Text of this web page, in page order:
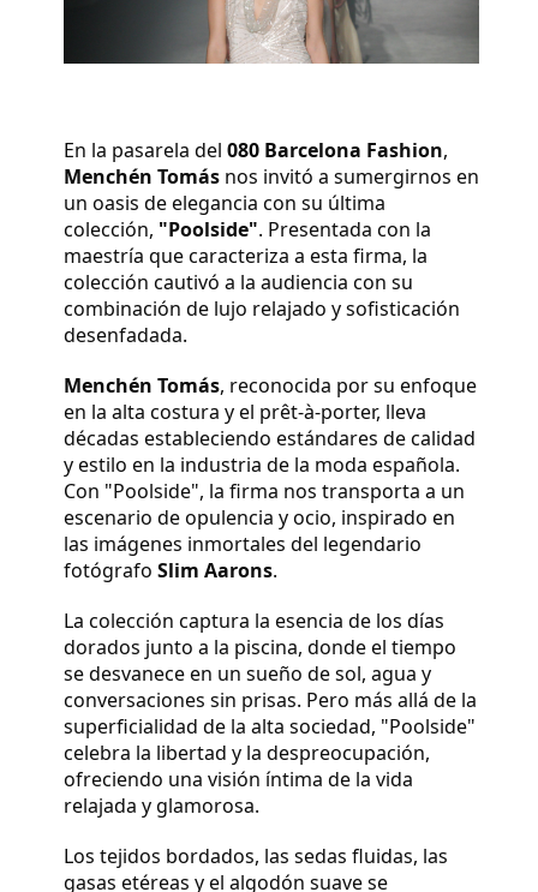
En la pasarela del 080 Barcelona Fashion,
Menchén Tomásnos invitó a sumergirnos en
un oasis de elegancia con su última
colección, "Poolside". Presentada con la
maestría que caracteriza a esta firma, la
colección cautivó a la audiencia con su
combinación de lujo relajado y sofisticación
desenfadada.
Menchén Tomás, reconocida por su enfoque
en la alta costura y el prêt-à-porter, lleva
décadas estableciendo estándares de calidad
y estilo en la industria de la moda española.
Con "Poolside", la firma nos transporta a un
escenario de opulencia y ocio, inspirado en
las imágenes inmortales del legendario
fotógrafo Slim Aarons.
La colección captura la esencia de los días
dorados junto a la piscina, donde el tiempo
se desvanece en un sueño de sol, agua y
conversaciones sin prisas. Pero más allá de la
superficialidad de la alta sociedad, "Poolside"
celebra la libertad y la despreocupación,
ofreciendo una visión íntima de la vida
relajada y glamorosa.
Los tejidos bordados, las sedas fluidas, las
gasas etéreas y el algodón suave se